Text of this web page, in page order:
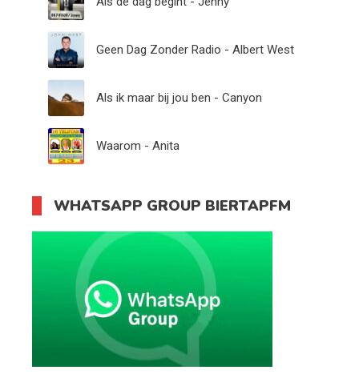
Geen Dag Zonder Radio - Albert West
Als ik maar bij jou ben - Canyon
Waarom - Anita
WHATSAPP GROUP BIERTAPFM